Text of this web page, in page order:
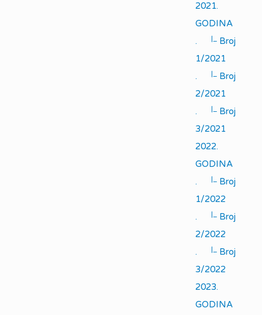
2021.
GODINA
.
|_ Broj
1/2021
.
|_ Broj
2/2021
.
|_ Broj
3/2021
2022.
GODINA
.
|_ Broj
1/2022
.
|_ Broj
2/2022
.
|_ Broj
3/2022
2023.
GODINA